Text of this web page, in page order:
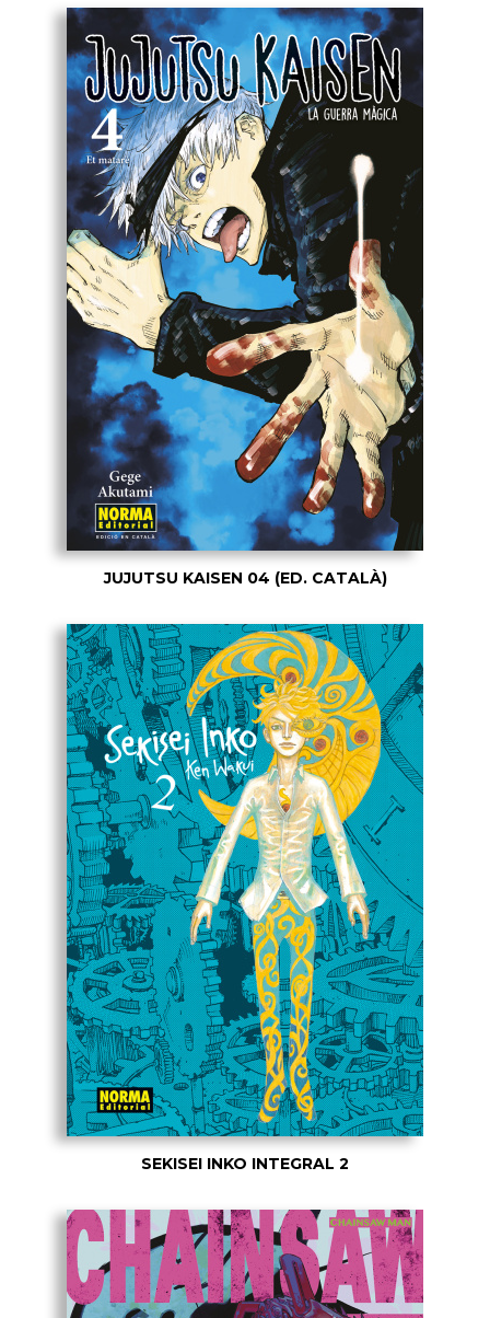
JUJUTSU KAISEN 04 (ED. CATALÀ)
SEKISEI INKO INTEGRAL 2